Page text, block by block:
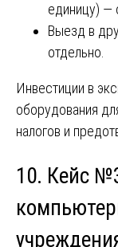
единицу) —
Выезд в
отдельно.
Инвестиции в
оборудования
налогов и
10. Кейс